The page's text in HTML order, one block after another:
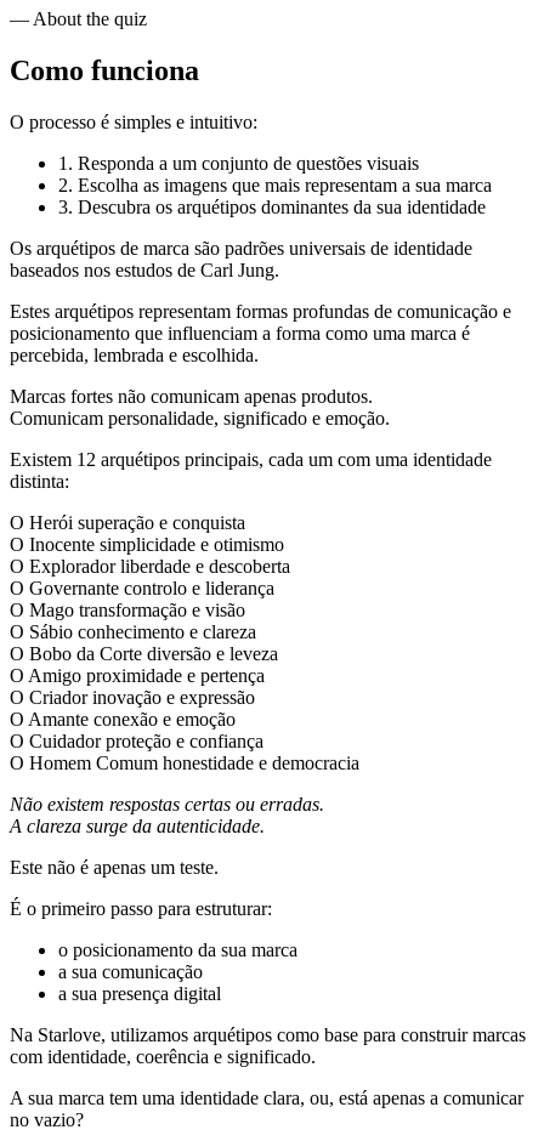
— About the quiz
Como funciona
O processo é simples e intuitivo:
1. Responda a um conjunto de questões visuais
2. Escolha as imagens que mais representam a sua marca
3. Descubra os arquétipos dominantes da sua identidade
Os arquétipos de marca são padrões universais de identidade
baseados nos estudos de Carl Jung.
Estes arquétipos representam formas profundas de comunicação e
posicionamento que influenciam a forma como uma marca é
percebida, lembrada e escolhida.
Marcas fortes não comunicam apenas produtos.
Comunicam personalidade, significado e emoção.
Existem 12 arquétipos principais, cada um com uma identidade
distinta:
O Herói superação e conquista
O Inocente simplicidade e otimismo
O Explorador liberdade e descoberta
O Governante controlo e liderança
O Mago transformação e visão
O Sábio conhecimento e clareza
O Bobo da Corte diversão e leveza
O Amigo proximidade e pertença
O Criador inovação e expressão
O Amante conexão e emoção
O Cuidador proteção e confiança
O Homem Comum honestidade e democracia
Não existem respostas certas ou erradas.
A clareza surge da autenticidade.
Este não é apenas um teste.
É o primeiro passo para estruturar:
o posicionamento da sua marca
a sua comunicação
a sua presença digital
Na Starlove, utilizamos arquétipos como base para construir marcas
com identidade, coerência e significado.
A sua marca tem uma identidade clara, ou, está apenas a comunicar
no vazio?